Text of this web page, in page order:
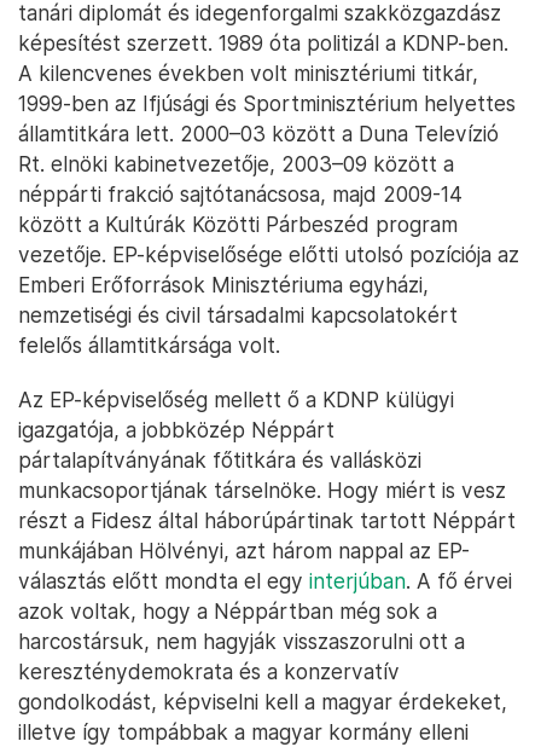
tanári diplomát és idegenforgalmi szakközgazdász
képesítést szerzett. 1989 óta politizál a KDNP-ben.
A kilencvenes években volt minisztériumi titkár,
1999-ben az Ifjúsági és Sportminisztérium helyettes
államtitkára lett. 2000–03 között a Duna Televízió
Rt. elnöki kabinetvezetője, 2003–09 között a
néppárti frakció sajtótanácsosa, majd 2009-14
között a Kultúrák Közötti Párbeszéd program
vezetője. EP-képviselősége előtti utolsó pozíciója az
Emberi Erőforrások Minisztériuma egyházi,
nemzetiségi és civil társadalmi kapcsolatokért
felelős államtitkársága volt.
Az EP-képviselőség mellett ő a KDNP külügyi
igazgatója, a jobbközép Néppárt
pártalapítványának főtitkára és vallásközi
munkacsoportjának társelnöke. Hogy miért is vesz
részt a Fidesz által háborúpártinak tartott Néppárt
munkájában Hölvényi, azt három nappal az EP-
választás előtt mondta el egy interjúban. A fő érvei
azok voltak, hogy a Néppártban még sok a
harcostársuk, nem hagyják visszaszorulni ott a
kereszténydemokrata és a konzervatív
gondolkodást, képviselni kell a magyar érdekeket,
illetve így tompábbak a magyar kormány elleni